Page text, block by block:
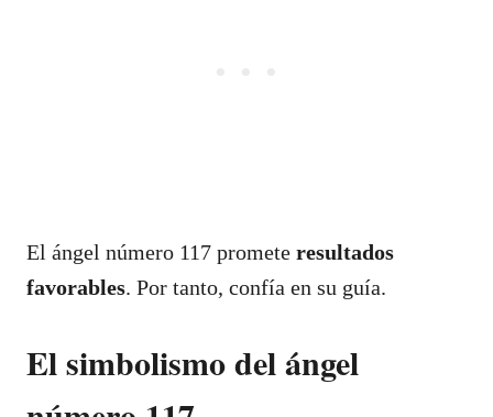
El ángel número 117 promete resultados
favorables. Por tanto, confía en su guía.
El simbolismo del ángel